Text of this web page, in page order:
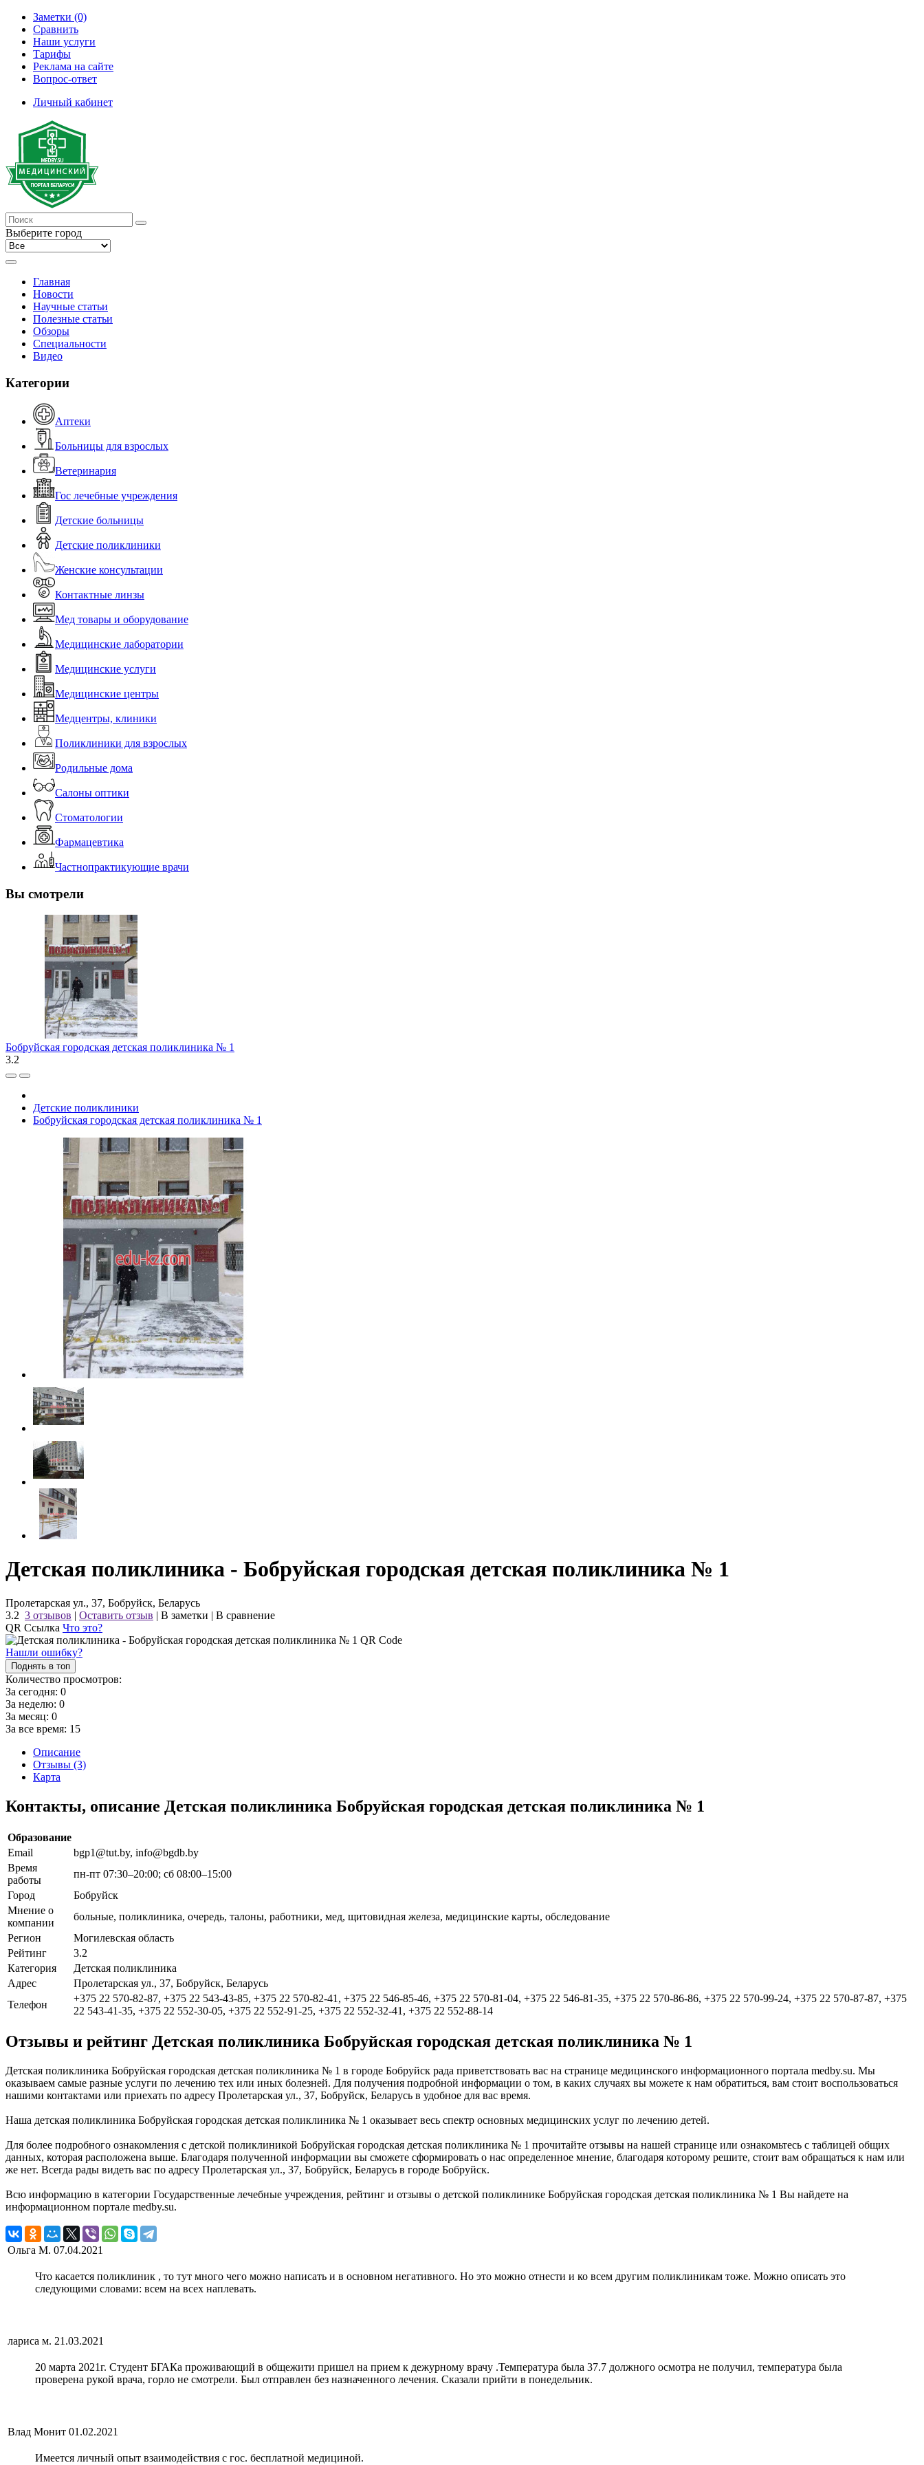
Заметки (0)
Сравнить
Наши услуги
Тарифы
Реклама на сайте
Вопрос-ответ
Личный кабинет
Выберите город
Главная
Новости
Научные статьи
Полезные статьи
Обзоры
Специальности
Видео
Категории
Аптеки
Больницы для взрослых
Ветеринария
Гос лечебные учреждения
Детские больницы
Детские поликлиники
Женские консультации
Контактные линзы
Мед товары и оборудование
Медицинские лаборатории
Медицинские услуги
Медицинские центры
Медцентры, клиники
Поликлиники для взрослых
Родильные дома
Салоны оптики
Стоматологии
Фармацевтика
Частнопрактикующие врачи
Вы смотрели
Бобруйская городская детская поликлиника № 1
3.2
Детские поликлиники
Бобруйская городская детская поликлиника № 1
Детская поликлиника - Бобруйская городская детская поликлиника № 1
Пролетарская ул., 37, Бобруйск, Беларусь
3.2 3 отзывов | Оставить отзыв | В заметки | В сравнение
QR Ссылка Что это?
Нашли ошибку?
Поднять в топ
Количество просмотров:
За сегодня: 0
За неделю: 0
За месяц: 0
За все время: 15
Описание
Отзывы (3)
Карта
Контакты, описание Детская поликлиника Бобруйская городская детская поликлиника № 1
Образование
Email
bgp1@tut.by, info@bgdb.by
Время
работы
пн-пт 07:30–20:00; сб 08:00–15:00
Город
Бобруйск
Мнение о
компании
больные, поликлиника, очередь, талоны, работники, мед, щитовидная железа, медицинские карты, обследование
Регион
Могилевская область
Рейтинг
3.2
Категория
Детская поликлиника
Адрес
Пролетарская ул., 37, Бобруйск, Беларусь
Телефон
+375 22 570-82-87, +375 22 543-43-85, +375 22 570-82-41, +375 22 546-85-46, +375 22 570-81-04, +375 22 546-81-35, +375 22 570-86-86, +375 22 570-99-24, +375 22 570-87-87, +375
22 543-41-35, +375 22 552-30-05, +375 22 552-91-25, +375 22 552-32-41, +375 22 552-88-14
Отзывы и рейтинг Детская поликлиника Бобруйская городская детская поликлиника № 1
Детская поликлиника Бобруйская городская детская поликлиника № 1 в городе Бобруйск рада приветствовать вас на странице медицинского информационного портала medby.su. Мы
оказываем самые разные услуги по лечению тех или иных болезней. Для получения подробной информации о том, в каких случаях вы можете к нам обратиться, вам стоит воспользоваться
нашими контактами или приехать по адресу Пролетарская ул., 37, Бобруйск, Беларусь в удобное для вас время.
Наша детская поликлиника Бобруйская городская детская поликлиника № 1 оказывает весь спектр основных медицинских услуг по лечению детей.
Для более подробного ознакомления с детской поликлиникой Бобруйская городская детская поликлиника № 1 прочитайте отзывы на нашей странице или ознакомьтесь с таблицей общих
данных, которая расположена выше. Благодаря полученной информации вы сможете сформировать о нас определенное мнение, благодаря которому решите, стоит вам обращаться к нам или
же нет. Всегда рады видеть вас по адресу Пролетарская ул., 37, Бобруйск, Беларусь в городе Бобруйск.
Всю информацию в категории Государственные лечебные учреждения, рейтинг и отзывы о детской поликлинике Бобруйская городская детская поликлиника № 1 Вы найдете на
информационном портале medby.su.
Ольга М. 07.04.2021
Что касается поликлиник , то тут много чего можно написать и в основном негативного. Но это можно отнести и ко всем другим поликлиникам тоже. Можно описать это
следующими словами: всем на всех наплевать.
лариса м. 21.03.2021
20 марта 2021г. Студент БГАКа проживающий в общежити пришел на прием к дежурному врачу .Температура была 37.7 должного осмотра не получил, температура была
проверена рукой врача, горло не смотрели. Был отправлен без назначенного лечения. Сказали прийти в понедельник.
Влад Монит 01.02.2021
Имеется личный опыт взаимодействия с гос. бесплатной медициной.